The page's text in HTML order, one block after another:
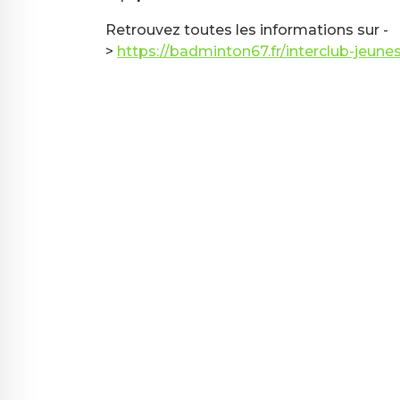
Retrouvez toutes les informations sur -
> https://badminton67.fr/interclub-